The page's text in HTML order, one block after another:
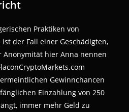
Praktiken von
der Fall einer Geschädigten,
hier Anna nennen
Gewinnchancen
Einzahlung von 250
immer mehr Geld zu